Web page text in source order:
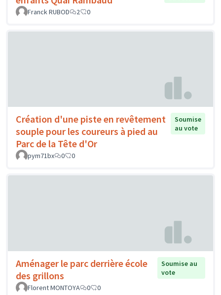
Franck RUBOD
2 0
Création d'une piste en revêtement
souple pour les coureurs à pied au
Parc de la Tête d'Or
Soumise
au vote
pym71bx 0 0
Aménager le parc derrière école
des grillons
Soumise au
vote
Florent MONTOYA
0 0